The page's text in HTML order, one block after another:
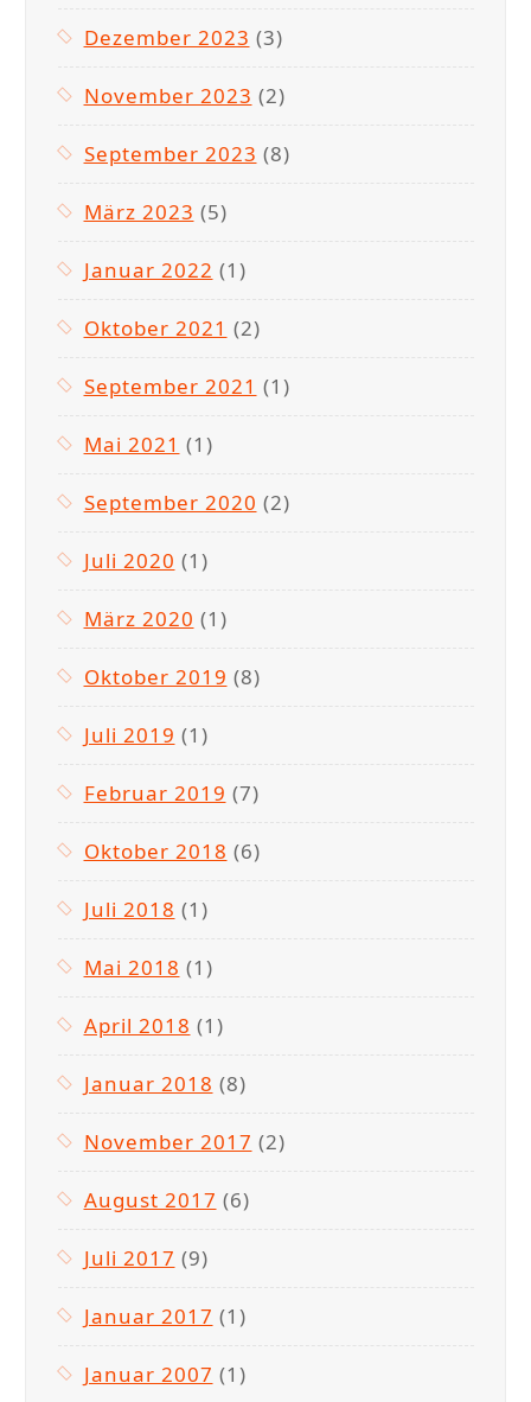
Dezember 2023 (3)
November 2023 (2)
September 2023 (8)
März 2023 (5)
Januar 2022 (1)
Oktober 2021 (2)
September 2021 (1)
Mai 2021 (1)
September 2020 (2)
Juli 2020 (1)
März 2020 (1)
Oktober 2019 (8)
Juli 2019 (1)
Februar 2019 (7)
Oktober 2018 (6)
Juli 2018 (1)
Mai 2018 (1)
April 2018 (1)
Januar 2018 (8)
November 2017 (2)
August 2017 (6)
Juli 2017 (9)
Januar 2017 (1)
Januar 2007 (1)